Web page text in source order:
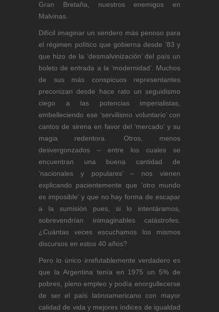
Gran Bretaña, nuestros enemigos en
Malvinas.
Difícil imaginar un sendero más penoso para
el régimen político que gobierna desde ’83 y
que hizo de la ‘desmalvinización’ del país un
boleto de entrada a la ‘modernidad’. Muchos
de sus más conspicuos representantes
preconizan desde hace rato un seguidismo
ciego a las potencias imperialistas,
embelleciendo ese ‘servilismo voluntario’ con
cantos de sirena en favor del ‘mercado’ y su
magia redentora. Otros, menos
desvergonzados – entre los cuales se
encuentran una buena cantidad de
‘nacionales y populares’ – nos vienen
explicando pacientemente que ‘otro mundo
es imposible’ y que no hay forma de escapar
a la sumisión pues, si lo intentáramos,
sobrevendrían inimaginables catástrofes.
¿Cuántas veces escuchamos los mismos
discursos en estos 40 años?
Pero lo único irrefutablemente verdadero es
que la Argentina tenía en 1975 un 5% de
pobres, pleno empleo y podía enorgullecerse
de ser el país latinoamericano con mayor
calidad de vida y mejores índices de igualdad